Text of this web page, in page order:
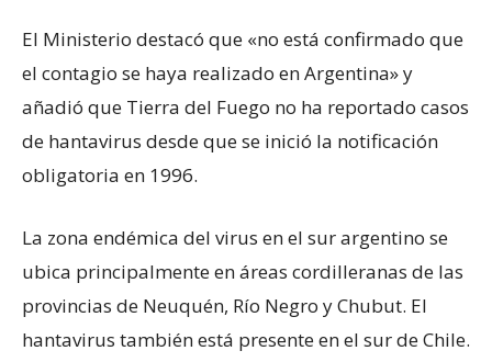
El Ministerio destacó que «no está confirmado que
el contagio se haya realizado en Argentina» y
añadió que Tierra del Fuego no ha reportado casos
de hantavirus desde que se inició la notificación
obligatoria en 1996.
La zona endémica del virus en el sur argentino se
ubica principalmente en áreas cordilleranas de las
provincias de Neuquén, Río Negro y Chubut. El
hantavirus también está presente en el sur de Chile.